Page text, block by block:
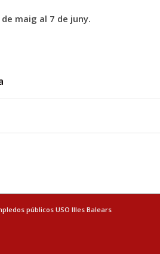
maig al 7 de juny.
públicos USO Illes Balears